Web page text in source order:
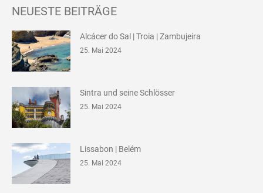
NEUESTE BEITRÄGE
Alcácer do Sal | Troia | Zambujeira
25. Mai 2024
Sintra und seine Schlösser
25. Mai 2024
Lissabon | Belém
25. Mai 2024